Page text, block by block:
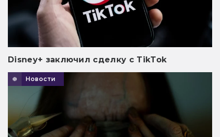
Disney+ заключил сделку с TikTok
Новости